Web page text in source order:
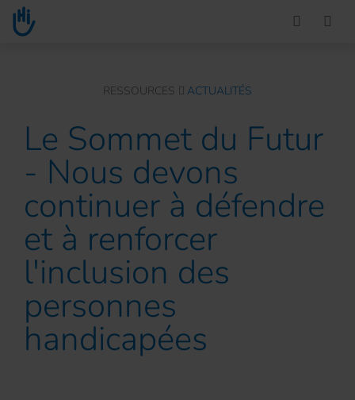
Go to main content
You are here :RESSOURCES ACTUALITÉS
Le Sommet du Futur
- Nous devons
continuer à défendre
et à renforcer
l'inclusion des
personnes
handicapées